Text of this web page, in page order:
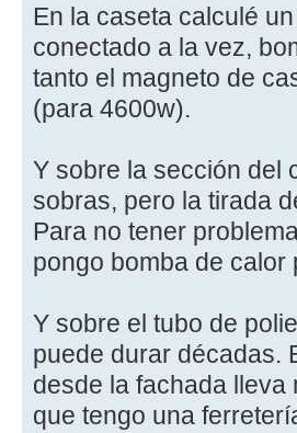
En la caseta calculé
conectado a la vez,
tanto el magneto de
(para 4600w).
Y sobre la sección del
sobras, pero la tirada
Para no tener
pongo bomba de calor
Y sobre el tubo de
puede durar décadas.
desde la fachada lleva
que tengo una